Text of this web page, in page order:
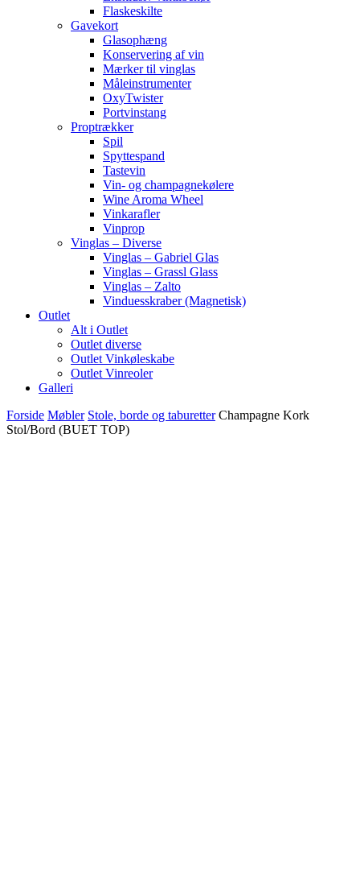
Flaskeskilte
Gavekort
Glasophæng
Konservering af vin
Mærker til vinglas
Måleinstrumenter
OxyTwister
Portvinstang
Proptrækker
Spil
Spyttespand
Tastevin
Vin- og champagnekølere
Wine Aroma Wheel
Vinkarafler
Vinprop
Vinglas – Diverse
Vinglas – Gabriel Glas
Vinglas – Grassl Glass
Vinglas – Zalto
Vinduesskraber (Magnetisk)
Outlet
Alt i Outlet
Outlet diverse
Outlet Vinkøleskabe
Outlet Vinreoler
Galleri
Forside Møbler Stole, borde og taburetter Champagne Kork
Stol/Bord (BUET TOP)